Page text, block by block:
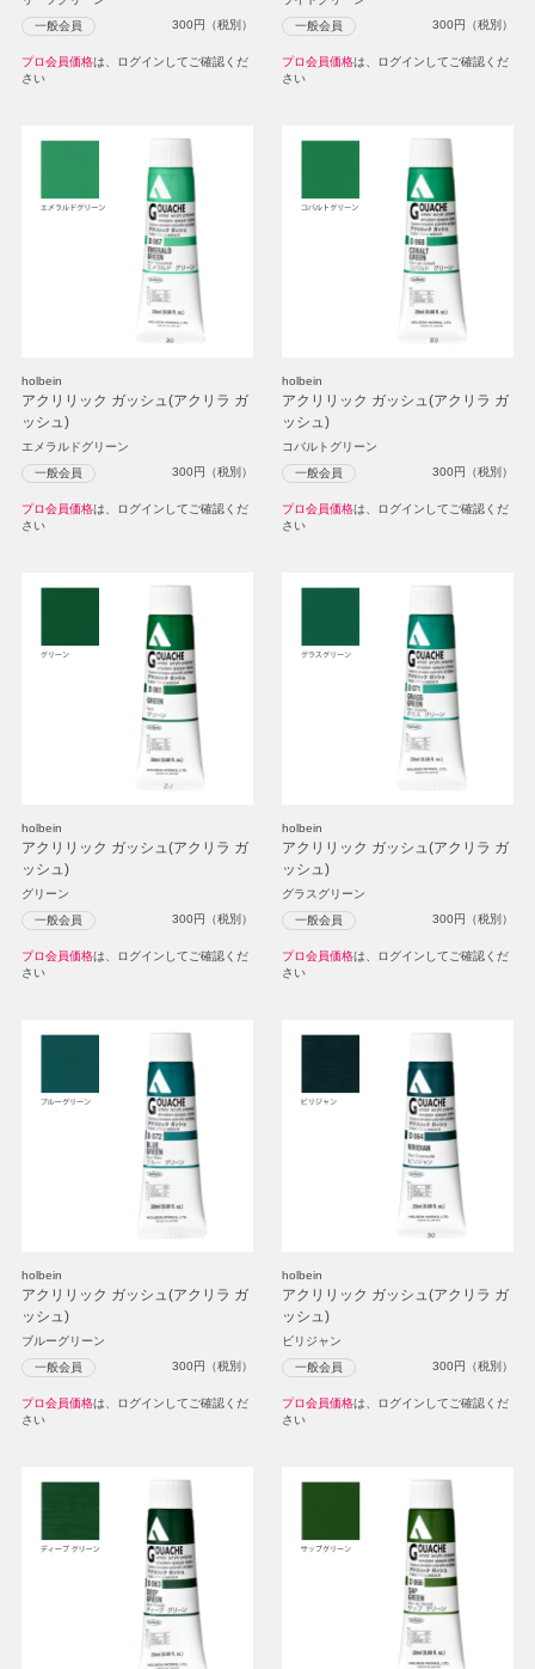
一般会員 300円（税別）
プロ会員価格は、ログインしてご確認くだ
さい
一般会員 300円（税別）
プロ会員価格は、ログインしてご確認くだ
さい
holbein
アクリリック ガッシュ(アクリラ ガ
ッシュ)
エメラルドグリーン
一般会員 300円（税別）
プロ会員価格は、ログインしてご確認くだ
さい
holbein
アクリリック ガッシュ(アクリラ ガ
ッシュ)
コバルトグリーン
一般会員 300円（税別）
プロ会員価格は、ログインしてご確認くだ
さい
holbein
アクリリック ガッシュ(アクリラ ガ
ッシュ)
グリーン
一般会員 300円（税別）
プロ会員価格は、ログインしてご確認くだ
さい
holbein
アクリリック ガッシュ(アクリラ ガ
ッシュ)
グラスグリーン
一般会員 300円（税別）
プロ会員価格は、ログインしてご確認くだ
さい
holbein
アクリリック ガッシュ(アクリラ ガ
ッシュ)
ブルーグリーン
一般会員 300円（税別）
プロ会員価格は、ログインしてご確認くだ
さい
holbein
アクリリック ガッシュ(アクリラ ガ
ッシュ)
ビリジャン
一般会員 300円（税別）
プロ会員価格は、ログインしてご確認くだ
さい